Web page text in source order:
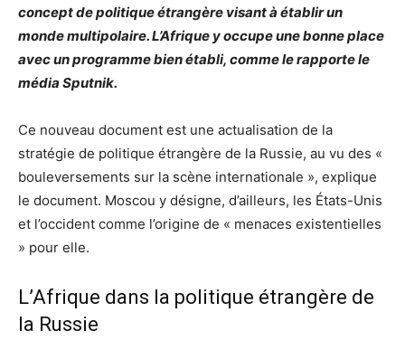
concept de politique étrangère visant à établir un
monde multipolaire. L’Afrique y occupe une bonne place
avec un programme bien établi, comme le rapporte le
média Sputnik.
Ce nouveau document est une actualisation de la
stratégie de politique étrangère de la Russie, au vu des «
bouleversements sur la scène internationale », explique
le document. Moscou y désigne, d’ailleurs, les États-Unis
et l’occident comme l’origine de « menaces existentielles
» pour elle.
L’Afrique dans la politique étrangère de
la Russie